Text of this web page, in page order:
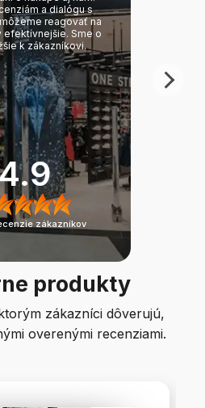
a dialógu s
reagovať na
efektívnejšie. Sme o
k zákazníkovi.
zákazníkov
produkty
zákazníci dôverujú,
overenými recenziami.